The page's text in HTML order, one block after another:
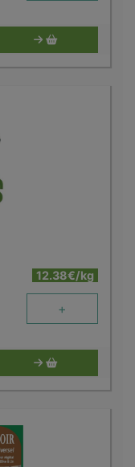
12.38€/kg
+